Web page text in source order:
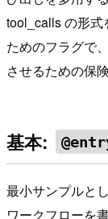
tool_calls の形式
ためのフラグで
させるための保険
基本:
最小サンプルと
ワークフローを